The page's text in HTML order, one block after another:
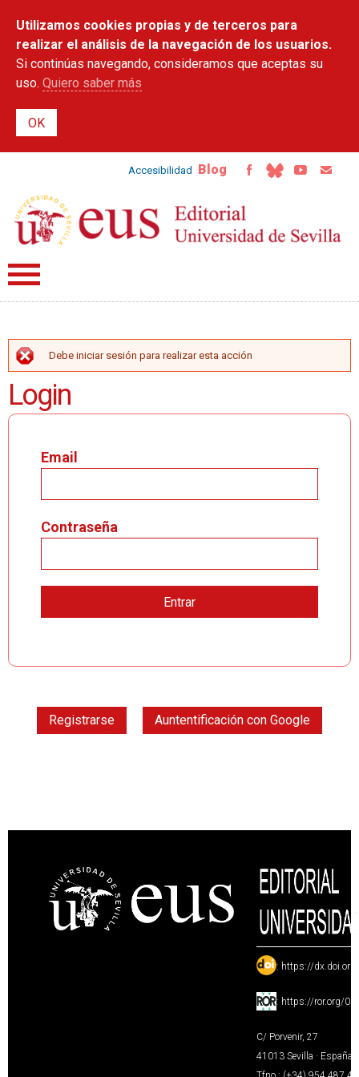
contenido
principal
Utilizamos cookies propias y de terceros para
realizar el análisis de la navegación de los usuarios.
Si continúas navegando, consideramos que aceptas su
uso. Quiero saber más
Accesibilidad Blog
MENSAJE DE ERROR
Debe iniciar sesión para realizar esta acción
Login
Email
Contraseña
Registrarse Auntentificación con Google
: https://
: https://ror.org/
C/ Porvenir, 27
41013 Sevilla · España